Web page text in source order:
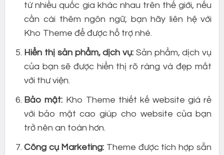
từ nhiều quốc gia khác nhau trên thế giới, nếu
cần cài thêm ngôn ngữ, bạn hãy liên hệ với
Kho Theme để được hỗ trợ nhé.
Hiển thị sản phẩm, dịch vụ: Sản phẩm, dịch vụ
của bạn sẽ được hiển thị rõ ràng và đẹp mắt
với thư viện.
Bảo mật: Kho Theme thiết kế website giá rẻ
với bảo mật cao giúp cho website của bạn
trở nên an toàn hơn.
Công cụ Marketing: Theme được tích hợp sẵn